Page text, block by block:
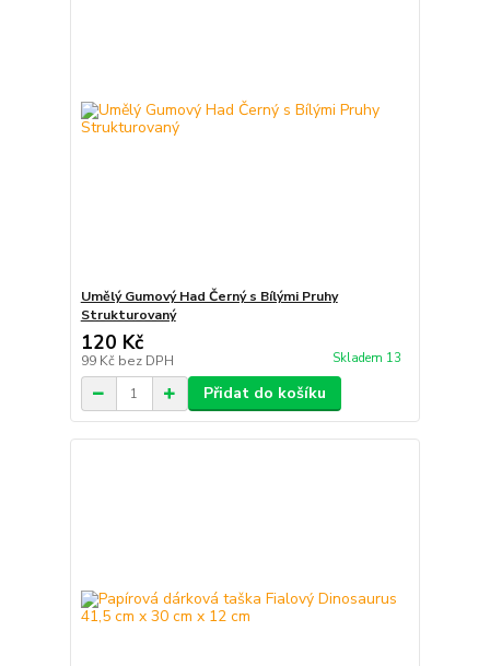
Umělý Gumový Had Černý s Bílými Pruhy
Strukturovaný
120 Kč
99 Kč bez DPH Skladem 13
Přidat do košíku